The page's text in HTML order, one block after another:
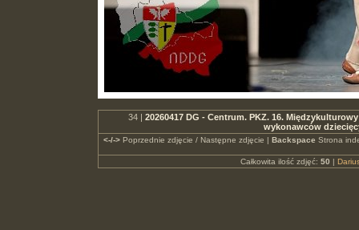
34 | 20260417 DG - Centrum. PKZ. 16.
wykonawców
<-/->Poprzednie zdjęcie / Następne zdjęcie | Backspace Strona
Całkowita ilość zdjęć: 50 |